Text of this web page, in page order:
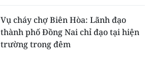
Vụ cháy chợ Biên Hòa: Lãnh đạo
thành phố Đồng Nai chỉ đạo tại hiện
trường trong đêm